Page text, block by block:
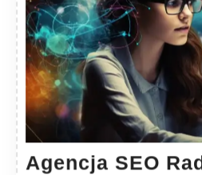
Agencja SEO